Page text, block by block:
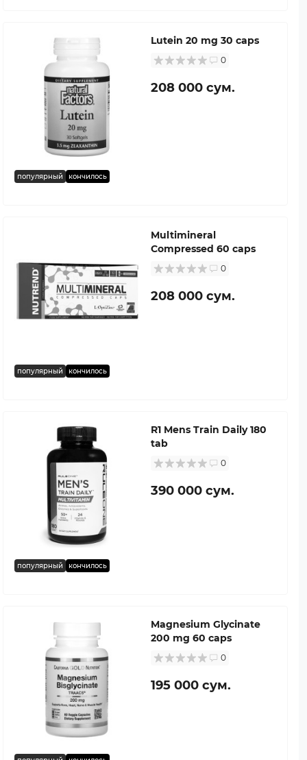
популярный кончилось
Lutein 20 mg 30 caps
0
208 000 сум.
популярный кончилось
Multimineral
Compressed 60 caps
0
208 000 сум.
популярный кончилось
R1 Mens Train Daily 180
tab
0
390 000 сум.
Magnesium Glycinate
200 mg 60 caps
0
195 000 сум.